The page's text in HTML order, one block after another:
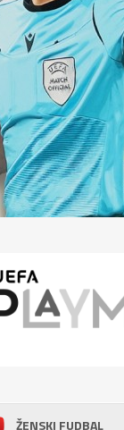
ŽENSKI FUDBAL